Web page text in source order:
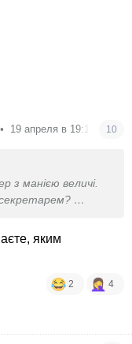
• 19 апреля в 19:15 10
з манією величі.
яким
2 4